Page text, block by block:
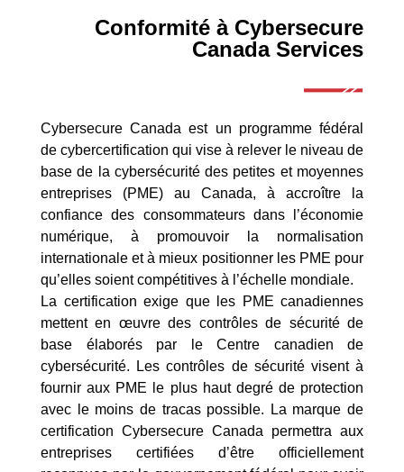
Conformité à Cybersecure
Canada Services
Cybersecure Canada est un programme fédéral
de cybercertification qui vise à relever le niveau de
base de la cybersécurité des petites et moyennes
entreprises (PME) au Canada, à accroître la
confiance des consommateurs dans l’économie
numérique, à promouvoir la normalisation
internationale et à mieux positionner les PME pour
qu’elles soient compétitives à l’échelle mondiale.
La certification exige que les PME canadiennes
mettent en œuvre des contrôles de sécurité de
base élaborés par le Centre canadien de
cybersécurité. Les contrôles de sécurité visent à
fournir aux PME le plus haut degré de protection
avec le moins de tracas possible. La marque de
certification Cybersecure Canada permettra aux
entreprises certifiées d’être officiellement